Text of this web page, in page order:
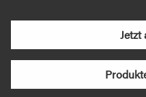
Jetzt